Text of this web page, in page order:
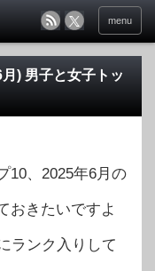
menu
) 男子と女子トッ
10、2025年6月の
おきたいですよ
ランク入りして